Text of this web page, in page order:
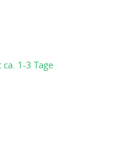
1-3 Tage